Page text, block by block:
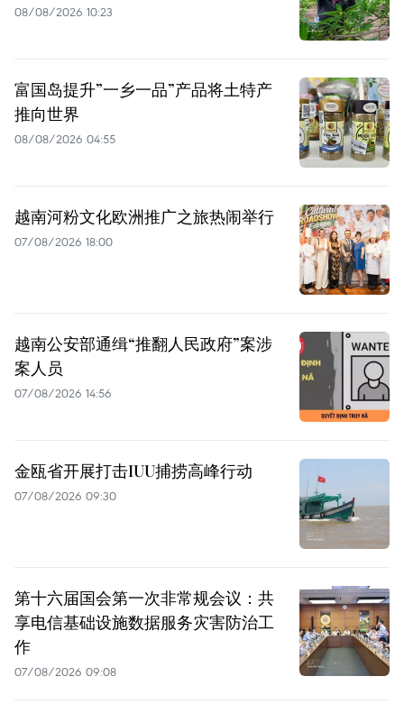
08/08/2026 10:23
富国岛提升”一乡一品”产品将土特产
推向世界
08/08/2026 04:55
越南河粉文化欧洲推广之旅热闹举行
07/08/2026 18:00
越南公安部通缉“推翻人民政府”案涉
案人员
07/08/2026 14:56
金瓯省开展打击IUU捕捞高峰行动
07/08/2026 09:30
第十六届国会第一次非常规会议：共
享电信基础设施数据服务灾害防治工
作
07/08/2026 09:08